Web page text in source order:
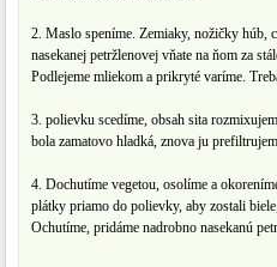
2. Maslo speníme. Zemiaky, nožičky húb,
nasekanej petržlenovej vňate na ňom za
Podlejeme mliekom a prikryté varíme.
3. polievku scedíme, obsah sita
bola zamatovo hladká, znova ju
4. Dochutíme vegetou, osolíme a
plátky priamo do polievky, aby zostali
Ochutíme, pridáme nadrobno nasekanú